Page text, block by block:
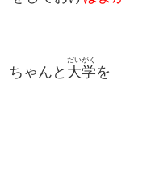
ちゃんと 大学
だいがく
を